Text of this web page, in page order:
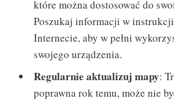
które można dostosować do
Poszukaj informacji w
Internecie, aby w pełni
swojego urządzenia.
Regularnie aktualizuj mapy:
poprawna rok temu, może nie